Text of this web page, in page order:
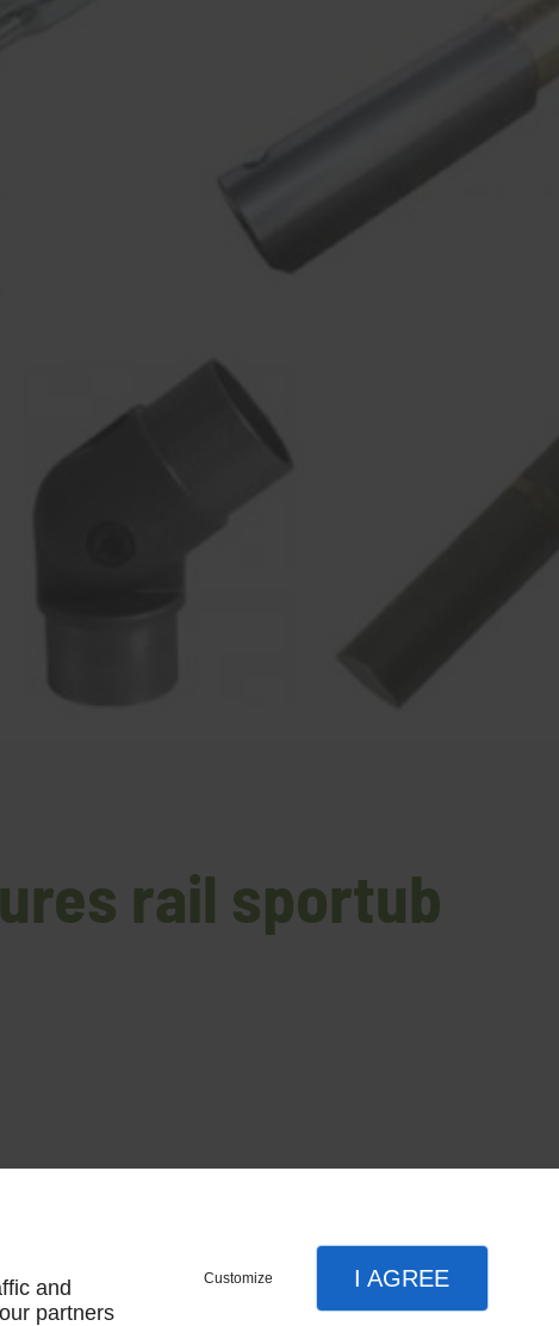
rail sportub
and
partners
Customize I AGREE